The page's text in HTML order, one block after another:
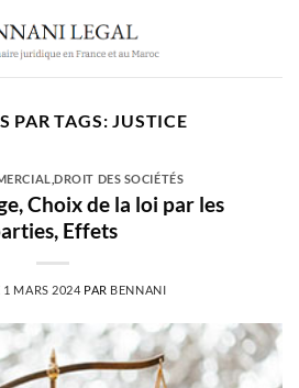
PAR TAGS:JUSTICE
,DROIT DES SOCIÉTÉS
Choix de la loi par les
Effets
1 MARS 2024 PAR BENNANI